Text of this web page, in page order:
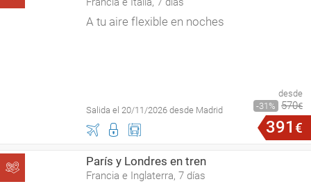
A tu aire flexible en noches
Salida el 20/11/2026 desde Madrid
desde
31
570€
391 €
París y Londres en tren
Francia e Inglaterra, 7 días